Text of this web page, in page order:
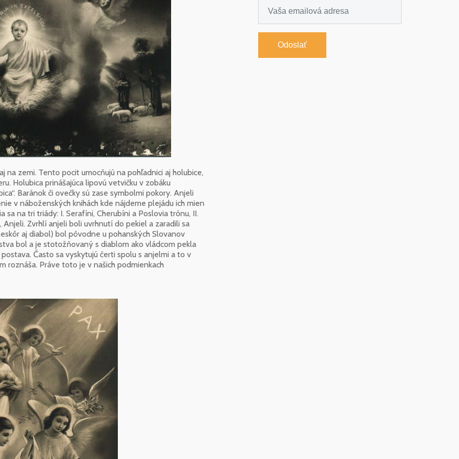
na zemi. Tento pocit umocňujú na pohľadnici aj holubice,
Holubica prinášajúca lipovú vetvičku v zobáku
Baránok či ovečky sú zase symbolmi pokory. Anjeli
v náboženských knihách kde nájdeme plejádu ich mien
sa na tri triády: I. Serafíni, Cherubíni a Poslovia trónu, II.
Anjeli. Zvrhlí anjeli boli uvrhnutí do pekiel a zaradili sa
aj diabol) bol pôvodne u pohanských Slovanov
bol a je stotožňovaný s diablom ako vládcom pekla
Často sa vyskytujú čerti spolu s anjelmi a to v
roznáša. Práve toto je v našich podmienkach
Odoslať